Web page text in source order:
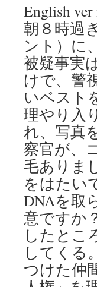
English
朝８時過
ント）に
被疑事実
けで、警
いベスト
理やり入
れ、写真
察官が、
毛ありま
をはたい
DNAを取
意ですか
したとこ
してくる
つけた仲